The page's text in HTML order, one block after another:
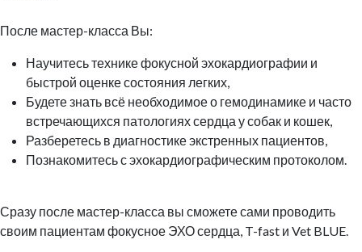
После мастер-класса Вы:
Научитесь технике фокусной эхокардиографии и
быстрой оценке состояния легких,
Будете знать всё необходимое о гемодинамике и часто
встречающихся патологиях сердца у собак и кошек,
Разберетесь в диагностике экстренных пациентов,
Познакомитесь с эхокардиографическим протоколом.
Сразу после мастер-класса вы сможете сами проводить
своим пациентам фокусное ЭХО сердца, T-fast и Vet BLUE.